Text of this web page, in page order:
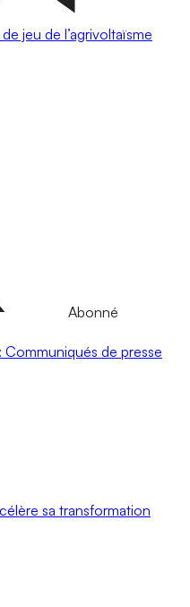
jeu de l’agrivoltaïsme
Abonné
Communiqués de presse
sa transformation